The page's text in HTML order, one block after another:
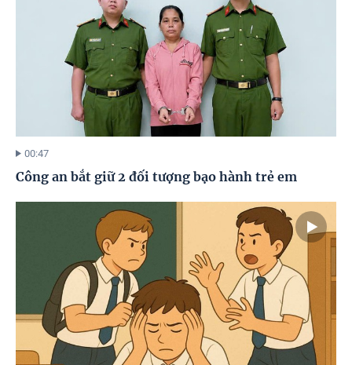
00:47
Công an bắt giữ 2 đối tượng bạo hành trẻ em